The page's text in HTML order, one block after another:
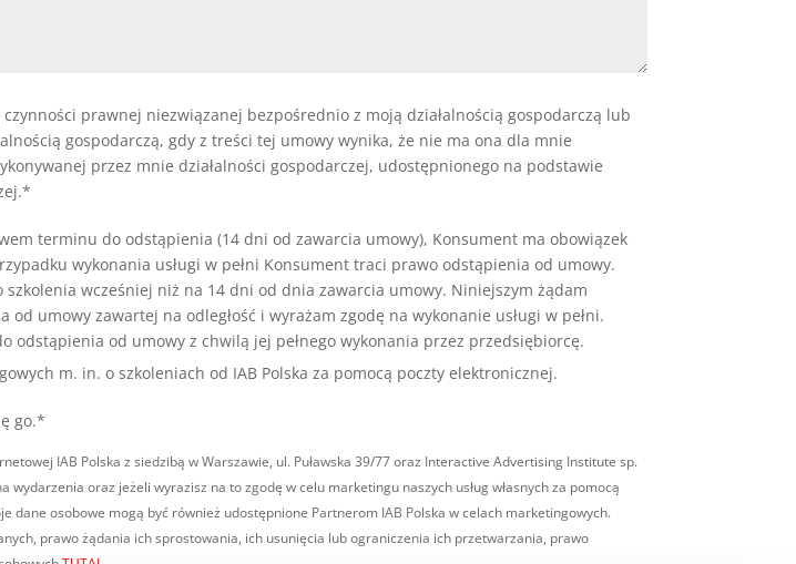
prawnej niezwiązanej bezpośrednio z moją działalnością gospodarczą lub
gospodarczą, gdy z treści tej umowy wynika, że nie ma ona dla mnie
przez mnie działalności gospodarczej, udostępnionego na podstawie
terminu do odstąpienia (14 dni od zawarcia umowy), Konsument ma obowiązek
wykonania usługi w pełni Konsument traci prawo odstąpienia od umowy.
wcześniej niż na 14 dni od dnia zawarcia umowy. Niniejszym żądam
umowy zawartej na odległość i wyrażam zgodę na wykonanie usługi w pełni.
od umowy z chwilą jej pełnego wykonania przez przedsiębiorcę.
m. in. o szkoleniach od IAB Polska za pomocą poczty elektronicznej.
go.*
IAB Polska z siedzibą w Warszawie, ul. Puławska 39/77 oraz Interactive Advertising Institute sp.
wydarzenia oraz jeżeli wyrazisz na to zgodę w celu marketingu naszych usług własnych za pomocą
dane osobowe mogą być również udostępnione Partnerom IAB Polska w celach marketingowych.
prawo żądania ich sprostowania, ich usunięcia lub ograniczenia ich przetwarzania, prawo